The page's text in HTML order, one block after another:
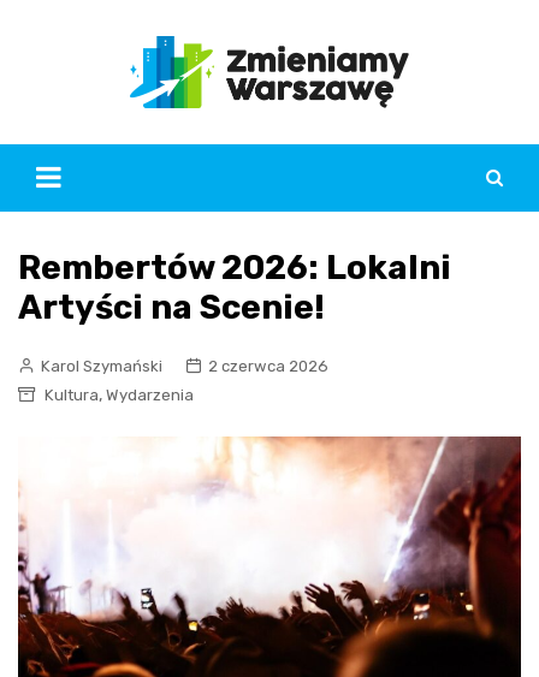
Rembertów 2026: Lokalni
Artyści na Scenie!
Karol Szymański
2 czerwca 2026
Kultura, Wydarzenia